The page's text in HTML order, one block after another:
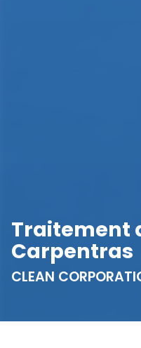
Traitement
Carpentras
CLEAN